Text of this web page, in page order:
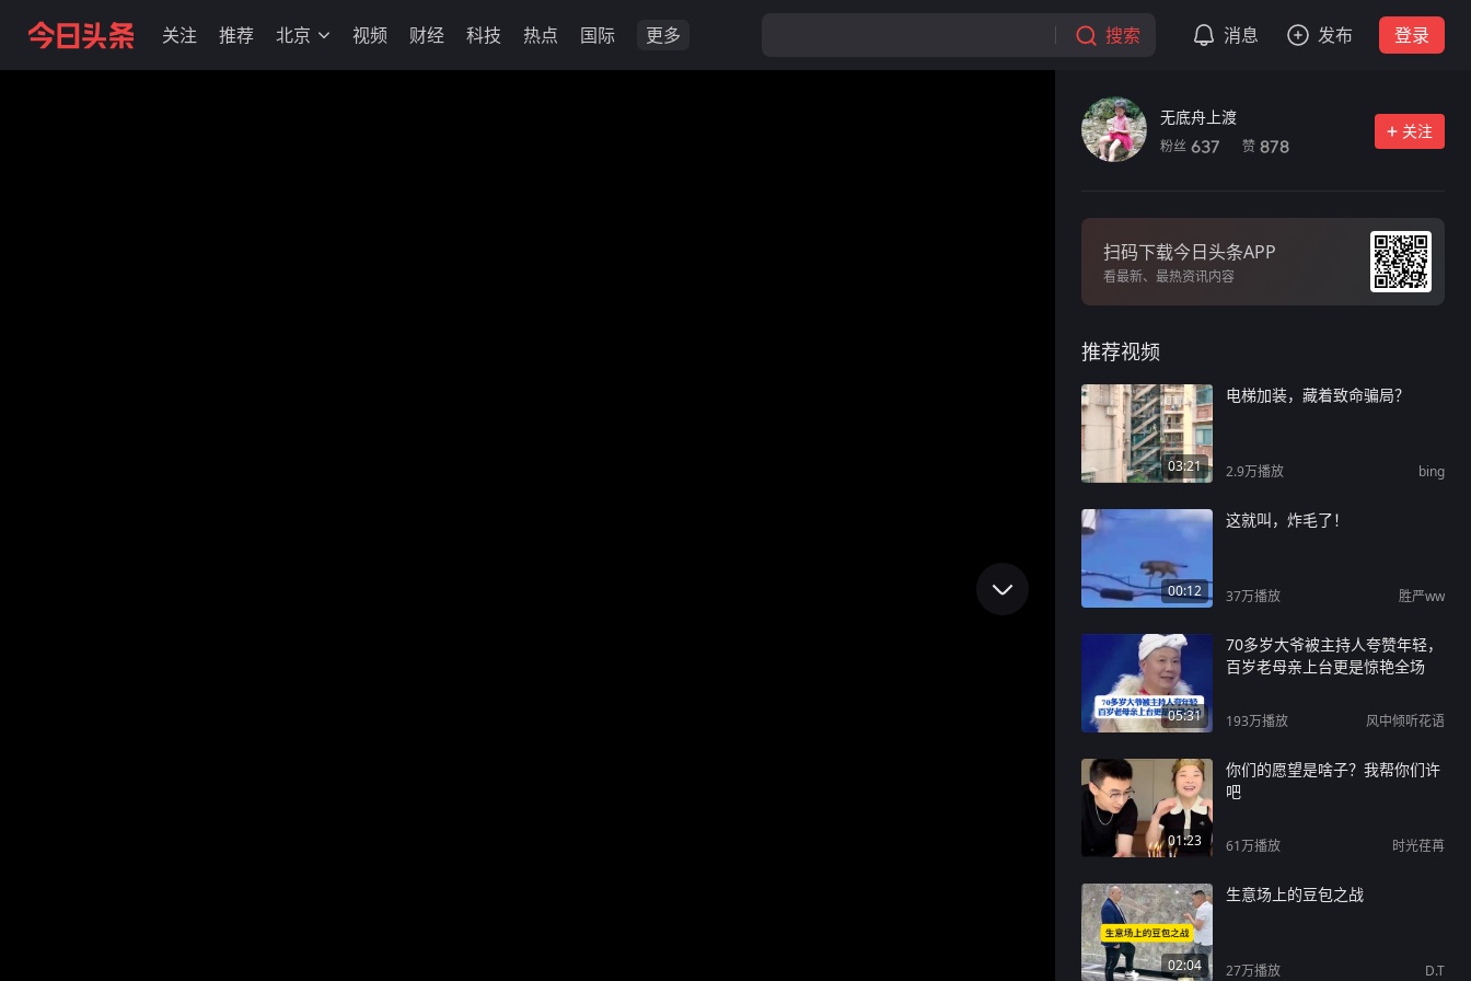
关注 推荐 北京 视频 财经 科技 热点 国际 更多 搜索 消息 发布 登录
无底舟上渡
粉丝 637 赞 878
关注
扫码下载今日头条APP
看最新、最热资讯内容
推荐视频
03:21
电梯加装，藏着致命骗局？
2.9万播放 bing
00:12
这就叫，炸毛了！
37万播放 胜严ww
05:31
70多岁大爷被主持人夸赞年轻，
百岁老母亲上台更是惊艳全场
193万播放 风中倾听花语
01:23
你们的愿望是啥子？我帮你们许
吧
61万播放 时光荏苒
02:04
生意场上的豆包之战
27万播放 D.T